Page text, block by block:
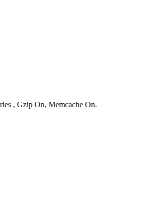
, Gzip On, Memcache On.